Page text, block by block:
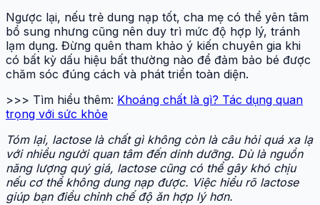
Ngược lại, nếu trẻ dung nạp tốt, cha mẹ có thể yên tâm
bổ sung nhưng cũng nên duy trì mức độ hợp lý, tránh
lạm dụng. Đừng quên tham khảo ý kiến chuyên gia khi
có bất kỳ dấu hiệu bất thường nào để đảm bảo bé được
chăm sóc đúng cách và phát triển toàn diện.
>>> Tìm hiểu thêm: Khoáng chất là gì? Tác dụng quan
trọng với sức khỏe
Tóm lại, lactose là chất gì không còn là câu hỏi quá xa lạ
với nhiều người quan tâm đến dinh dưỡng. Dù là nguồn
năng lượng quý giá, lactose cũng có thể gây khó chịu
nếu cơ thể không dung nạp được. Việc hiểu rõ lactose
giúp bạn điều chỉnh chế độ ăn hợp lý hơn.